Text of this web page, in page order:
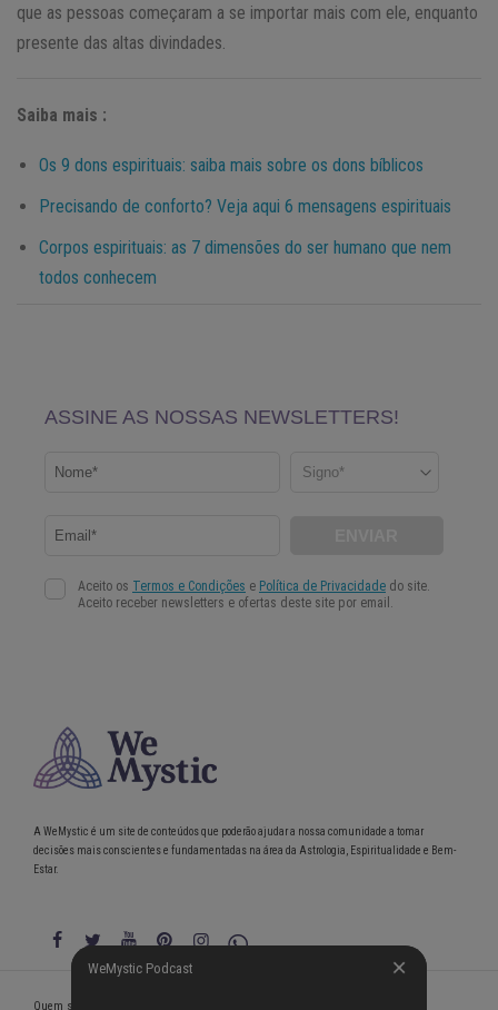
que as pessoas começaram a se importar mais com ele, enquanto
presente das altas divindades.
Saiba mais :
Os 9 dons espirituais: saiba mais sobre os dons bíblicos
Precisando de conforto? Veja aqui 6 mensagens espirituais
Corpos espirituais: as 7 dimensões do ser humano que nem
todos conhecem
WeMystic Podcast
A WeMystic é um site de conteúdos que poderão ajudar a nossa comunidade a tomar
decisões mais conscientes e fundamentadas na área da Astrologia, Espiritualidade e Bem-
Estar.
WeMystic Podcast
Quem somos